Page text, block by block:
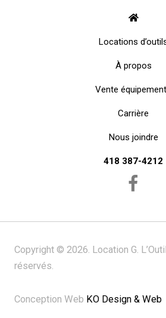
Locations
À propos
Vente
Carrière
Nous joindre
418 387-4212
Copyright © 2026. Location G.
réservés.
Conception Web KO Design & Web